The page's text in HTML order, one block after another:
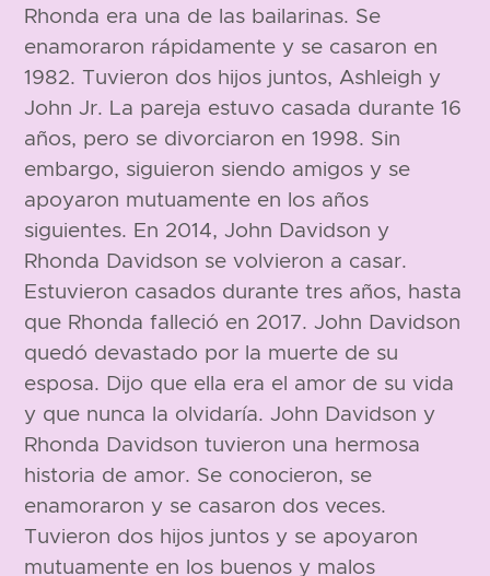
Rhonda era una de las bailarinas. Se
enamoraron rápidamente y se casaron en
1982. Tuvieron dos hijos juntos, Ashleigh y
John Jr. La pareja estuvo casada durante 16
años, pero se divorciaron en 1998. Sin
embargo, siguieron siendo amigos y se
apoyaron mutuamente en los años
siguientes. En 2014, John Davidson y
Rhonda Davidson se volvieron a casar.
Estuvieron casados durante tres años, hasta
que Rhonda falleció en 2017. John Davidson
quedó devastado por la muerte de su
esposa. Dijo que ella era el amor de su vida
y que nunca la olvidaría. John Davidson y
Rhonda Davidson tuvieron una hermosa
historia de amor. Se conocieron, se
enamoraron y se casaron dos veces.
Tuvieron dos hijos juntos y se apoyaron
mutuamente en los buenos y malos
183 cm